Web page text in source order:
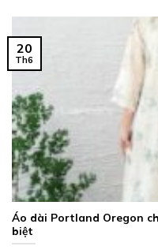
Áo dài Portland Oregon
biệt
20
Th6